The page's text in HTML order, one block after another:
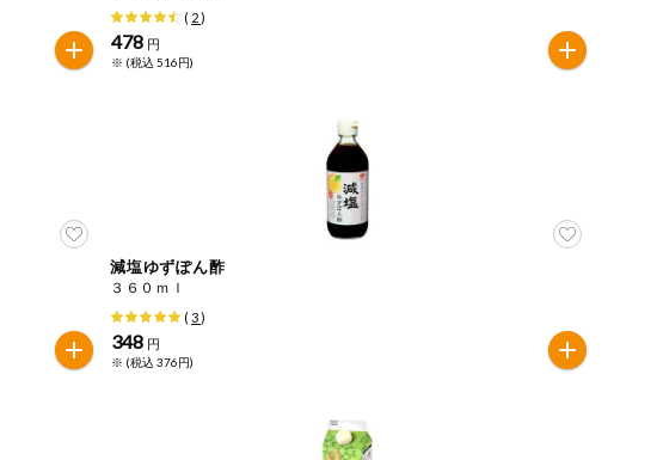
( 2)
478 円
※ (税込 516円)
減塩ゆずぽん酢
３６０ｍｌ
(3)
348 円
※ (税込 376円)